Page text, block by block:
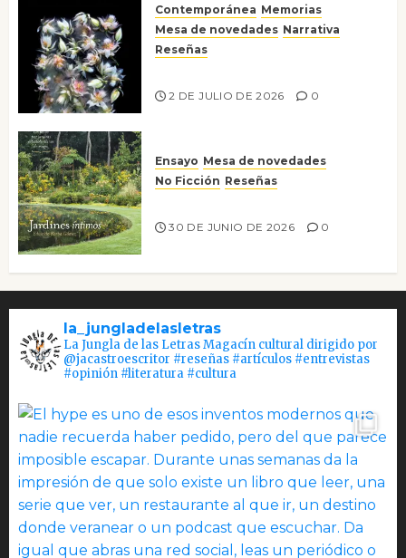
Contemporánea Memorias
Mesa de novedades Narrativa
Reseñas
2 DE JULIO DE 2026 0
Ensayo Mesa de novedades
No Ficción Reseñas
30 DE JUNIO DE 2026 0
la_jungladelasletras
La Jungla de las Letras Magacín cultural dirigido por
@jacastroescritor #reseñas #artículos #entrevistas
#opinión #literatura #cultura